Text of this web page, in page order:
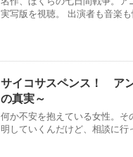
実写版を視聴。 出演者も音楽も
サイコサスペンス！ ア
の真実～
何か不安を抱えている女性。そ
明していくんだけど、相談に行